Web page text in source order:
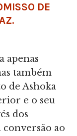
DE
apenas
também
de Ashoka
e o seu
dos
conversão ao